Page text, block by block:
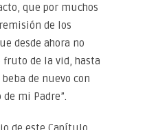
que por muchos
de los
desde ahora no
fruto de la vid, hasta
de nuevo con
mi Padre”.